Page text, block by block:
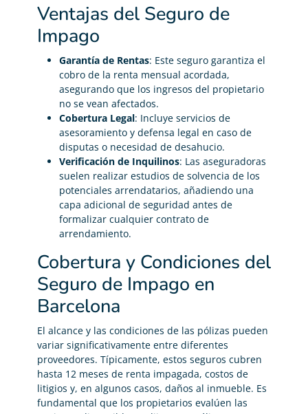
Ventajas del Seguro de
Impago
Garantía de Rentas: Este seguro garantiza el
cobro de la renta mensual acordada,
asegurando que los ingresos del propietario
no se vean afectados.
Cobertura Legal: Incluye servicios de
asesoramiento y defensa legal en caso de
disputas o necesidad de desahucio.
Verificación de Inquilinos: Las aseguradoras
suelen realizar estudios de solvencia de los
potenciales arrendatarios, añadiendo una
capa adicional de seguridad antes de
formalizar cualquier contrato de
arrendamiento.
Cobertura y Condiciones del
Seguro de Impago en
Barcelona
El alcance y las condiciones de las pólizas pueden
variar significativamente entre diferentes
proveedores. Típicamente, estos seguros cubren
hasta 12 meses de renta impagada, costos de
litigios y, en algunos casos, daños al inmueble. Es
fundamental que los propietarios evalúen las